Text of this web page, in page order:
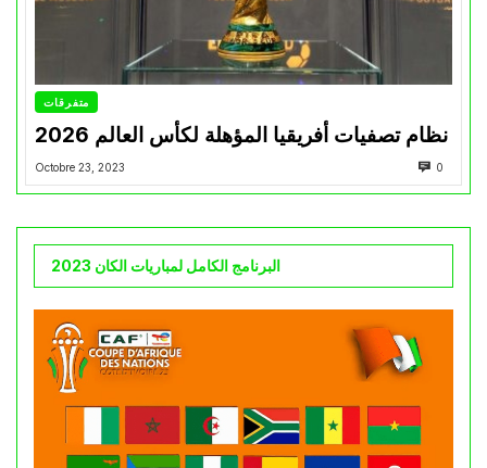
متفرقات
نظام تصفيات أفريقيا المؤهلة لكأس العالم 2026
Octobre 23, 2023 0
البرنامج الكامل لمباريات الكان 2023